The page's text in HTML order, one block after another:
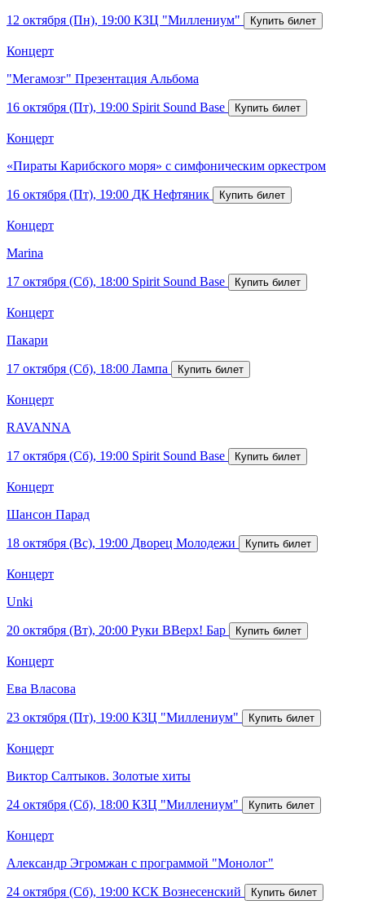
12 октября (Пн), 19:00 КЗЦ "Миллениум"
Концерт
"Мегамозг" Презентация Альбома
16 октября (Пт), 19:00 Spirit Sound Base
Концерт
«Пираты Карибского моря» с симфоническим оркестром
16 октября (Пт), 19:00 ДК Нефтяник
Концерт
Marina
17 октября (Сб), 18:00 Spirit Sound Base
Концерт
Пакари
17 октября (Сб), 18:00 Лампа
Концерт
RAVANNA
17 октября (Сб), 19:00 Spirit Sound Base
Концерт
Шансон Парад
18 октября (Вс), 19:00 Дворец Молодежи
Концерт
Unki
20 октября (Вт), 20:00 Руки ВВерх! Бар
Концерт
Ева Власова
23 октября (Пт), 19:00 КЗЦ "Миллениум"
Концерт
Виктор Салтыков. Золотые хиты
24 октября (Сб), 18:00 КЗЦ "Миллениум"
Концерт
Александр Эгромжан с программой "Монолог"
24 октября (Сб), 19:00 КСК Вознесенский